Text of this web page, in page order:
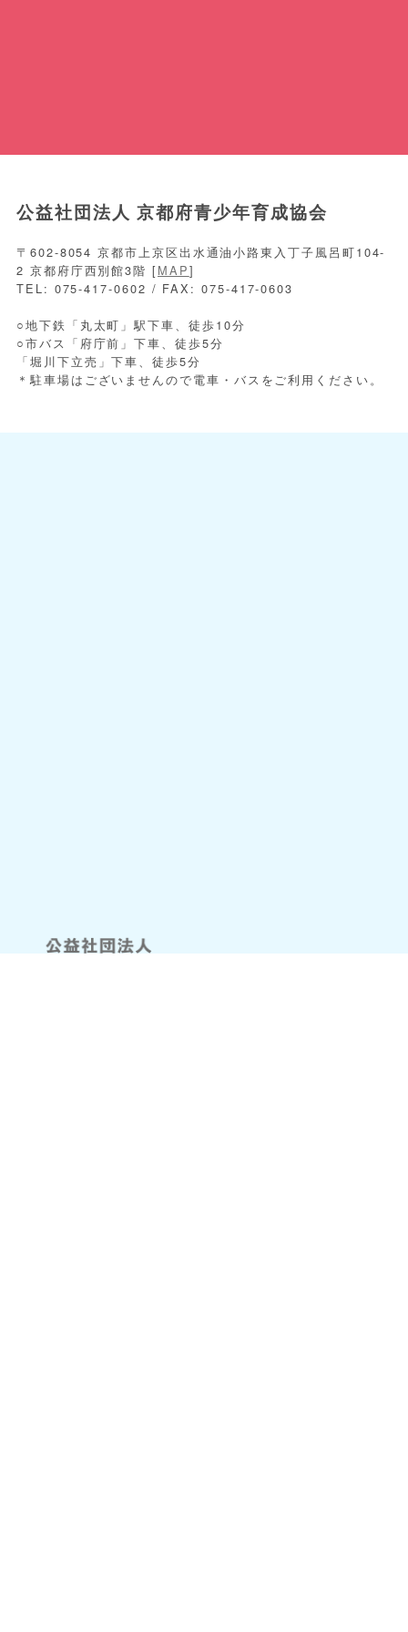
公益社団法人 京都府青少年育成協会
〒602-8054 京都市上京区出水通油小路東入丁子風呂町104-
2 京都府庁西別館3階 [MAP]
TEL: 075-417-0602 / FAX: 075-417-0603
○地下鉄「丸太町」駅下車、徒歩10分
○市バス「府庁前」下車、徒歩5分
「堀川下立売」下車、徒歩5分
＊駐車場はございませんので電車・バスをご利用ください。